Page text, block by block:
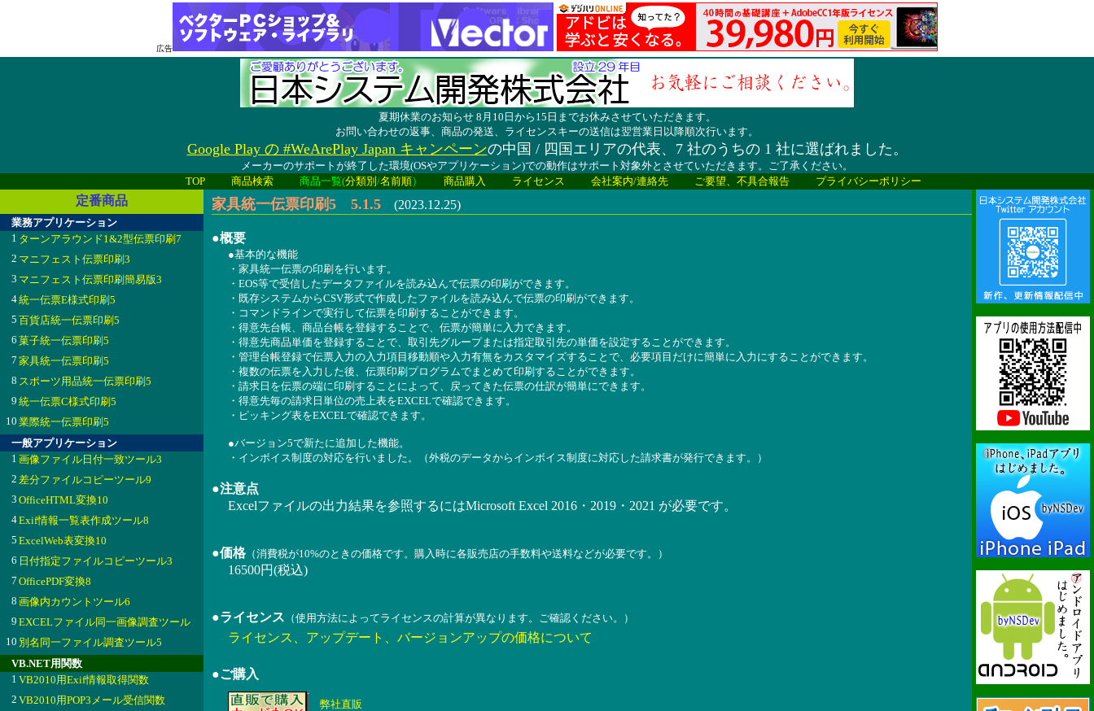
広告
夏期休業のお知らせ 8月10日から15日までお休みさせていただきます。
お問い合わせの返事、商品の発送、ライセンスキーの送信は翌営業日以降順次行います。
Google Play の #WeArePlay Japan キャンペーンの中国 / 四国エリアの代表、7 社のうちの 1 社に選ばれました。
メーカーのサポートが終了した環境(OSやアプリケーション)での動作はサポート対象外とさせていただきます。ご了承ください。
TOP
商品検索 商品一覧(分類別 /名前順） 商品購入 ライセンス 会社案内/連絡先 ご要望、不具合報告 プライバシーポリシー
定番商品
業務アプリケーション
1 ターンアラウンド1&2型伝票印刷7
2 マニフェスト伝票印刷3
3 マニフェスト伝票印刷簡易版3
4統一伝票E様式印刷5
5 百貨店統一伝票印刷5
6 菓子統一伝票印刷5
7 家具統一伝票印刷5
8 スポーツ用品統一伝票印刷5
9 統一伝票C様式印刷5
10 業際統一伝票印刷5
一般アプリケーション
1 画像ファイル日付一致ツール3
2 差分ファイルコピーツール9
3 OfficeHTML変換10
4Exif情報一覧表作成ツール8
5 ExcelWeb表変換10
6 日付指定ファイルコピーツール3
7 OfficePDF変換8
8 画像内カウントツール6
9 EXCELファイル同一画像調査ツール
10 別名同一ファイル調査ツール5
VB.NET用関数
1 VB2010用Exif情報取得関数
2 VB2010用POP3メール受信関数
家具統一伝票印刷5 5.1.5 (2023.12.25)
●概要
●基本的な機能
・家具統一伝票の印刷を行います。
・EOS等で受信したデータファイルを読み込んで伝票の印刷ができます。
・既存システムからCSV形式で作成したファイルを読み込んで伝票の印刷ができます。
・コマンドラインで実行して伝票を印刷することができます。
・得意先台帳、商品台帳を登録することで、伝票が簡単に入力できます。
・得意先商品単価を登録することで、取引先グループまたは指定取引先の単価を設定することができます。
・管理台帳登録で伝票入力の入力項目移動順や入力有無をカスタマイズすることで、必要項目だけに簡単に入力にすることができます。
・複数の伝票を入力した後、伝票印刷プログラムでまとめて印刷することができます。
・請求日を伝票の端に印刷することによって、戻ってきた伝票の仕訳が簡単にできます。
・得意先毎の請求日単位の売上表をEXCELで確認できます。
・ピッキング表をEXCELで確認できます。
●バージョン5で新たに追加した機能。
・インボイス制度の対応を行いました。（外税のデータからインボイス制度に対応した請求書が発行できます。）
●注意点
Excelファイルの出力結果を参照するにはMicrosoft Excel 2016・2019・2021 が必要です。
●価格（消費税が10%のときの価格です。購入時に各販売店の手数料や送料などが必要です。）
16500円(税込)
●ライセンス （使用方法によってライセンスの計算が異なります。ご確認ください。）
ライセンス、アップデート、バージョンアップの価格について
●ご購入
弊社直販